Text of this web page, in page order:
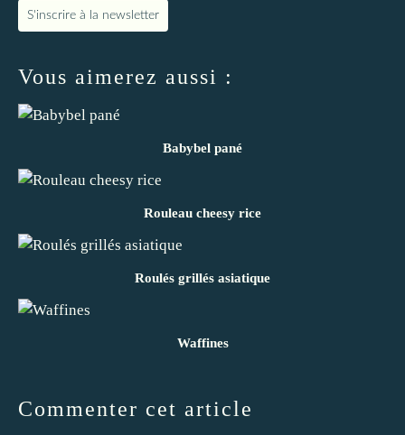
S'inscrire à la newsletter
Vous aimerez aussi :
Babybel pané
Rouleau cheesy rice
Roulés grillés asiatique
Waffines
Commenter cet article